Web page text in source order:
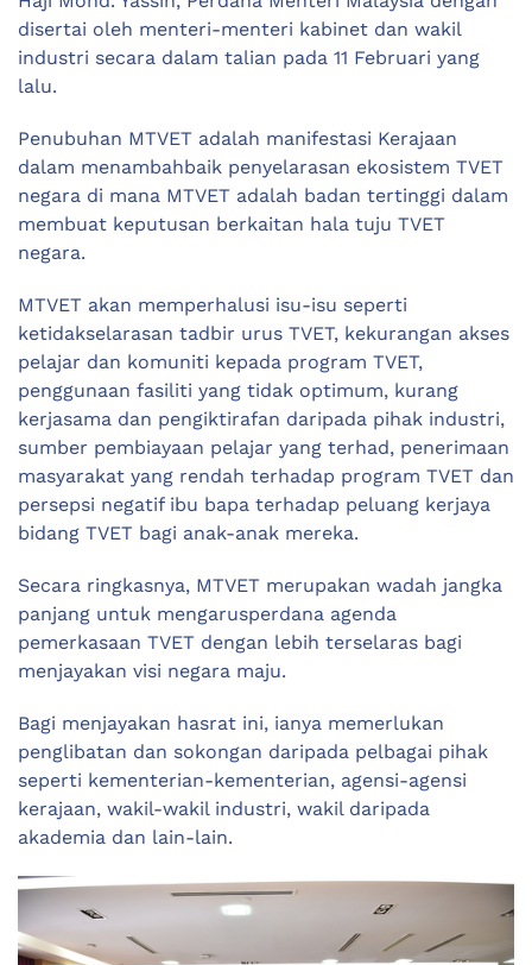
disertai oleh menteri-menteri kabinet dan wakil
industri secara dalam talian pada 11 Februari yang
lalu.
Penubuhan MTVET adalah manifestasi Kerajaan
dalam menambahbaik penyelarasan ekosistem TVET
negara di mana MTVET adalah badan tertinggi dalam
membuat keputusan berkaitan hala tuju TVET
negara.
MTVET akan memperhalusi isu-isu seperti
ketidakselarasan tadbir urus TVET, kekurangan akses
pelajar dan komuniti kepada program TVET,
penggunaan fasiliti yang tidak optimum, kurang
kerjasama dan pengiktirafan daripada pihak industri,
sumber pembiayaan pelajar yang terhad, penerimaan
masyarakat yang rendah terhadap program TVET dan
persepsi negatif ibu bapa terhadap peluang kerjaya
bidang TVET bagi anak-anak mereka.
Secara ringkasnya, MTVET merupakan wadah jangka
panjang untuk mengarusperdana agenda
pemerkasaan TVET dengan lebih terselaras bagi
menjayakan visi negara maju.
Bagi menjayakan hasrat ini, ianya memerlukan
penglibatan dan sokongan daripada pelbagai pihak
seperti kementerian-kementerian, agensi-agensi
kerajaan, wakil-wakil industri, wakil daripada
akademia dan lain-lain.